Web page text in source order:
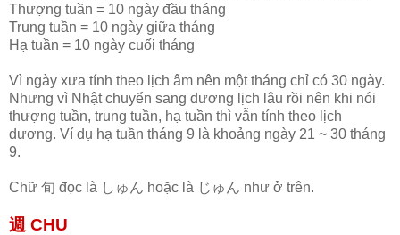
Thượng tuần = 10 ngày đầu tháng
Trung tuần = 10 ngày giữa tháng
Hạ tuần = 10 ngày cuối tháng
Vì ngày xưa tính theo lịch âm nên một tháng chỉ có 30 ngày.
Nhưng vì Nhật chuyển sang dương lịch lâu rồi nên khi nói
thượng tuần, trung tuần, hạ tuần thì vẫn tính theo lịch
dương. Ví dụ hạ tuần tháng 9 là khoảng ngày 21 ~ 30 tháng
9.
Chữ 旬 đọc là しゅん hoặc là じゅん như ở trên.
週 CHU